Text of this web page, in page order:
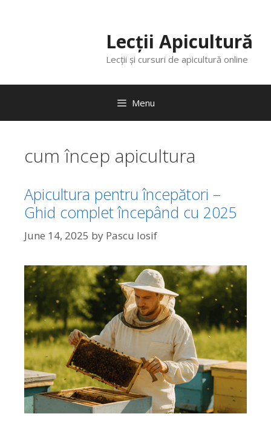
Lecții Apicultură
Lecții și cursuri de apicultură online
Menu
cum încep apicultura
Apicultura pentru începători –
Ghid complet începând cu 2025
June 14, 2025 by Pascu Iosif